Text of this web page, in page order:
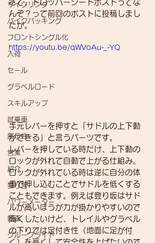
サイクリング
バイクパッキング
フロントシングル化
入荷
セール
グラベルロード
スキルアップ
試乗車
展示会
営業
紹介
独り言
パワーメーター
動画
グループライド
さて、ドロッパーシートポストってな
んぞ？って前回のポストに投稿しまし
たが。
https://youtu.be/qWVoAu-_-YQ
手元レバーを押すと「サドルの上下動
ができる」と言うパーツです。
レバーを押している時だけ、上下動の
ロックが外れて自動で上がる仕組み。
ロックが外れている時は逆に自分の体
重で押し込むことでサドルを低くする
こともできます。例えば登り坂はサド
ルが高いほうが力が掛かりやすいので
高くしたいけど、トレイルやグラベル
の下りでは足付き性（地面に足が付